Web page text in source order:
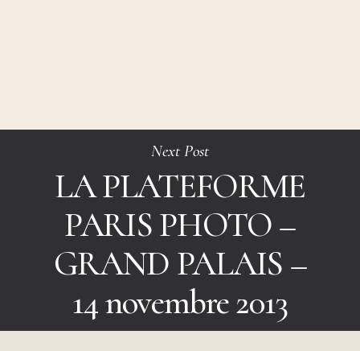
Next Post
LA PLATEFORME
PARIS PHOTO –
GRAND PALAIS –
14 novembre 2013